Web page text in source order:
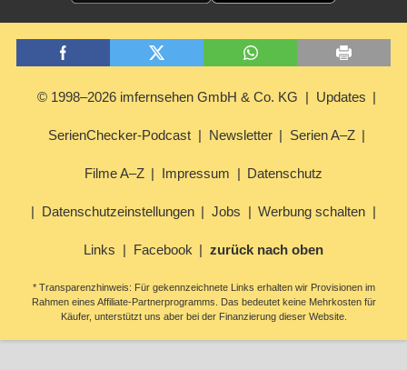
© 1998–2026 imfernsehen GmbH & Co. KG Updates
SerienChecker-Podcast Newsletter Serien A–Z
Filme A–Z Impressum Datenschutz
Datenschutzeinstellungen Jobs Werbung schalten
Links Facebook zurück nach oben
* Transparenzhinweis: Für gekennzeichnete Links erhalten wir Provisionen im
Rahmen eines Affiliate-Partnerprogramms. Das bedeutet keine Mehrkosten für
Käufer, unterstützt uns aber bei der Finanzierung dieser Website.